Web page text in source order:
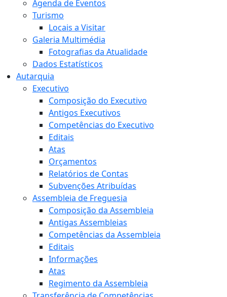
Agenda de Eventos
Turismo
Locais a Visitar
Galeria Multimédia
Fotografias da Atualidade
Dados Estatísticos
Autarquia
Executivo
Composição do Executivo
Antigos Executivos
Competências do Executivo
Editais
Atas
Orçamentos
Relatórios de Contas
Subvenções Atribuídas
Assembleia de Freguesia
Composição da Assembleia
Antigas Assembleias
Competências da Assembleia
Editais
Informações
Atas
Regimento da Assembleia